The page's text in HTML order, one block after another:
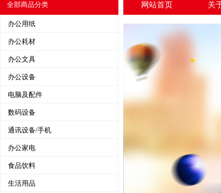
全部商品分类
办公用纸
办公耗材
办公文具
办公设备
电脑及配件
数码设备
通讯设备/手机
办公家电
食品饮料
生活用品
网站首页 关